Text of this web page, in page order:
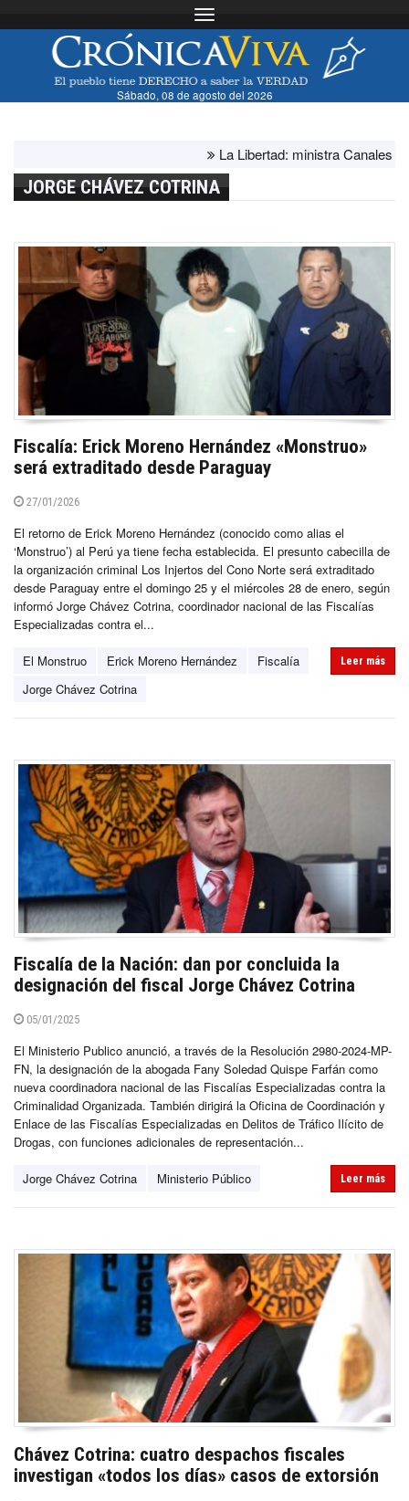
Toggle navigation
Sábado, 08 de agosto del 2026
La Libertad: ministra Canales
JORGE CHÁVEZ COTRINA
Fiscalía: Erick Moreno Hernández «Monstruo»
será extraditado desde Paraguay
27/01/2026
El retorno de Erick Moreno Hernández (conocido como alias el
‘Monstruo’) al Perú ya tiene fecha establecida. El presunto cabecilla de
la organización criminal Los Injertos del Cono Norte será extraditado
desde Paraguay entre el domingo 25 y el miércoles 28 de enero, según
informó Jorge Chávez Cotrina, coordinador nacional de las Fiscalías
Especializadas contra el...
El Monstruo Erick Moreno Hernández
Fiscalía
Jorge Chávez Cotrina
Leer más
Fiscalía de la Nación: dan por concluida la
designación del fiscal Jorge Chávez Cotrina
05/01/2025
El Ministerio Publico anunció, a través de la Resolución 2980-2024-MP-
FN, la designación de la abogada Fany Soledad Quispe Farfán como
nueva coordinadora nacional de las Fiscalías Especializadas contra la
Criminalidad Organizada. También dirigirá la Oficina de Coordinación y
Enlace de las Fiscalías Especializadas en Delitos de Tráfico Ilícito de
Drogas, con funciones adicionales de representación...
Jorge Chávez Cotrina Ministerio Público Leer más
Chávez Cotrina: cuatro despachos fiscales
investigan «todos los días» casos de extorsión